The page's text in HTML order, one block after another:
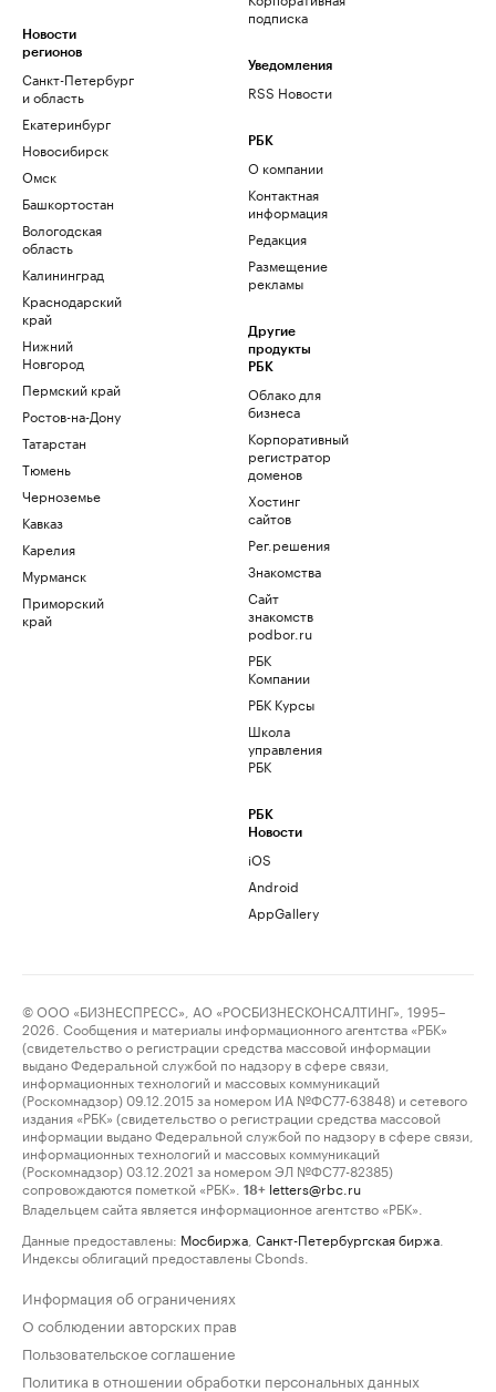
Новости
регионов
Санкт-Петербург
и область
Екатеринбург
Новосибирск
Омск
Башкортостан
Вологодская
область
Калининград
Краснодарский
край
Нижний
Новгород
Пермский край
Ростов-на-Дону
Татарстан
Тюмень
Черноземье
Кавказ
Карелия
Мурманск
Приморский
край
подписка
Уведомления
RSS Новости
РБК
О компании
Контактная
информация
Редакция
Размещение
рекламы
Другие
продукты
РБК
Облако для
бизнеса
Корпоративный
регистратор
доменов
Хостинг
сайтов
Рег.решения
Знакомства
Сайт
знакомств
podbor.ru
РБК
Компании
РБК Курсы
Школа
управления
РБК
РБК
Новости
iOS
Android
AppGallery
© ООО «БИЗНЕСПРЕСС», АО «РОСБИЗНЕСКОНСАЛТИНГ», 1995–
2026. Сообщения и материалы информационного агентства «РБК»
(свидетельство о регистрации средства массовой информации
выдано Федеральной службой по надзору в сфере связи,
информационных технологий и массовых коммуникаций
(Роскомнадзор) 09.12.2015 за номером ИА №ФС77-63848) и сетевого
издания «РБК» (свидетельство о регистрации средства массовой
информации выдано Федеральной службой по надзору в сфере связи,
информационных технологий и массовых коммуникаций
(Роскомнадзор) 03.12.2021 за номером ЭЛ №ФС77-82385)
сопровождаются пометкой «РБК».
18+ letters@rbc.ru
Владельцем сайта является информационное агентство «РБК».
Данные предоставлены: Мосбиржа Санкт-Петербургская биржа
Индексы облигаций предоставлены Cbonds.
Информация об ограничениях
О соблюдении авторских прав
Пользовательское соглашение
Политика в отношении обработки персональных данных